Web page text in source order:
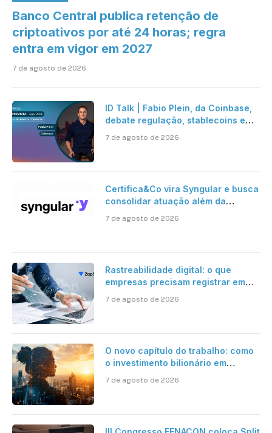
Banco Central publica retenção de
criptoativos por até 24 horas; regra
entra em vigor em 2027
7 de agosto de 2026
ID Talk | Fabio Plein, da Coinbase,
debate regulação, stablecoins e
7 de agosto de 2026
Certifica&Co vira Syngular e busca
consolidar atuação além da
7 de agosto de 2026
Rastreabilidade digital: o que
empresas precisam registrar em
7 de agosto de 2026
O novo capítulo do trabalho: como
o investimento bilionário em
verdadeira era da inteligência
7 de agosto de 2026